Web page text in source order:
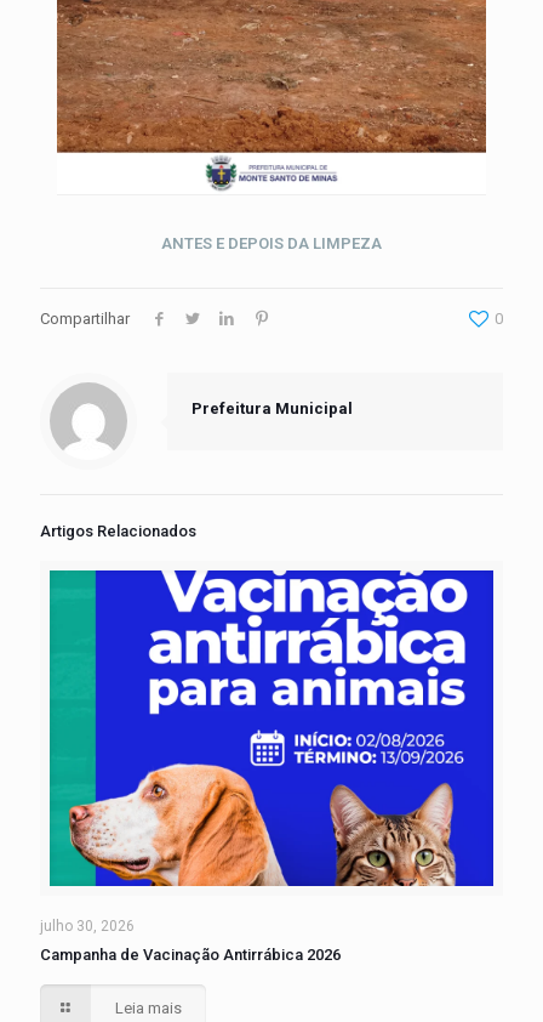
ANTES E DEPOIS DA LIMPEZA
Compartilhar 0
Prefeitura Municipal
Artigos Relacionados
julho 30, 2026
Campanha de Vacinação Antirrábica 2026
Leia mais